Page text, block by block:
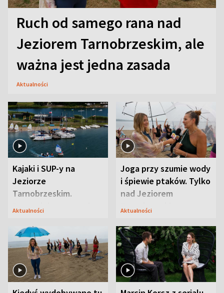
Ruch od samego rana nad
Jeziorem Tarnobrzeskim, ale
ważna jest jedna zasada
Aktualności
Kajaki i SUP-y na
Jeziorze
Tarnobrzeskim.
Przyrodnicy zwracają
Aktualności
Joga przy szumie wody
i śpiewie ptaków. Tylko
nad Jeziorem
Tarnobrzeskim
Aktualności